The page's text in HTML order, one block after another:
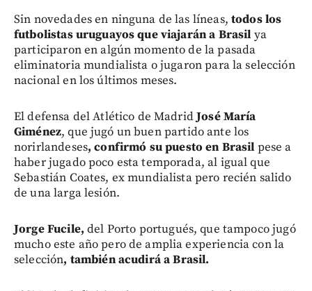
Sin novedades en ninguna de las líneas, todos los
futbolistas uruguayos que viajarán a Brasil ya
participaron en algún momento de la pasada
eliminatoria mundialista o jugaron para la selección
nacional en los últimos meses.
El defensa del Atlético de MadridJosé María
Giménez, que jugó un buen partido ante los
norirlandeses, confirmó su puesto en Brasil pese a
haber jugado poco esta temporada, al igual que
Sebastián Coates, ex mundialista pero recién salido
de una larga lesión.
Jorge Fucile, del Porto portugués, que tampoco jugó
mucho este año pero de amplia experiencia con la
selección, también acudirá a Brasil.